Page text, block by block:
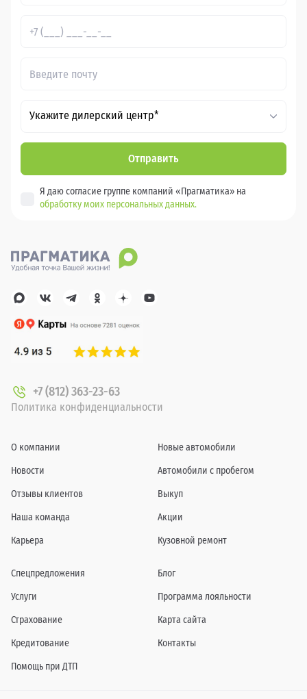
Укажите дилерский центр*
Отправить
Я даю согласие группе компаний «Прагматика» на
обработку моих персональных данных.
+7 (812) 363-23-63
Политика конфиденциальности
О компании
Новости
Отзывы клиентов
Наша команда
Карьера
Новые автомобили
Автомобили с пробегом
Выкуп
Акции
Кузовной ремонт
Спецпредложения
Услуги
Страхование
Кредитование
Помощь при ДТП
Блог
Программа лояльности
Карта сайта
Контакты